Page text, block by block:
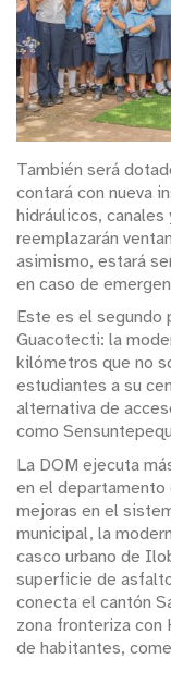
También será
contará con nueva
hidráulicos, canales
reemplazarán
asimismo, estará
en caso de
Este es el segundo
Guacotecti: la
kilómetros que no
estudiantes a su
alternativa de
como
La DOM ejecuta
en el departamento
mejoras en el
municipal, la
casco urbano de
superficie de
conecta el cantón
zona fronteriza con
de habitantes,